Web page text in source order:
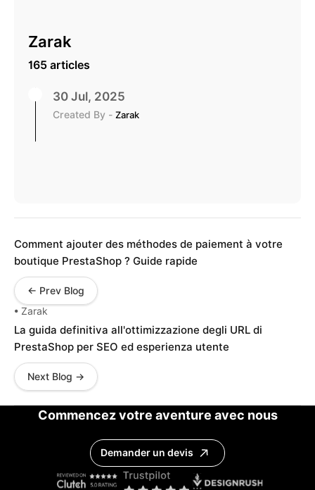
Zarak
165 articles
30 Jul, 2025
Created By - Zarak
Comment ajouter des méthodes de paiement à votre
boutique PrestaShop ? Guide rapide
← Prev Blog
• Zarak
La guida definitiva all'ottimizzazione degli URL di
PrestaShop per SEO ed esperienza utente
Next Blog →
Commencez votre aventure avec nous
Demander un devis